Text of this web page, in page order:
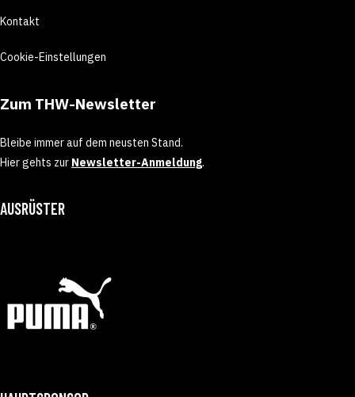
Kontakt
Cookie-Einstellungen
Zum THW-Newsletter
Bleibe immer auf dem neusten Stand.
Hier gehts zur Newsletter-Anmeldung.
AUSRÜSTER